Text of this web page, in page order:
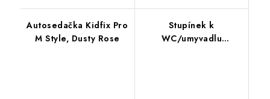
Autosedačka Kidfix Pro
M Style, Dusty Rose
Stupínek k
WC/umyvadlu